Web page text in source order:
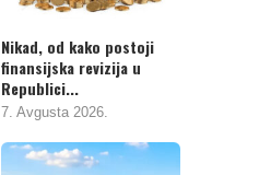
Nikad, od kako postoji
finansijska revizija u
Republici...
7. Avgusta 2026.